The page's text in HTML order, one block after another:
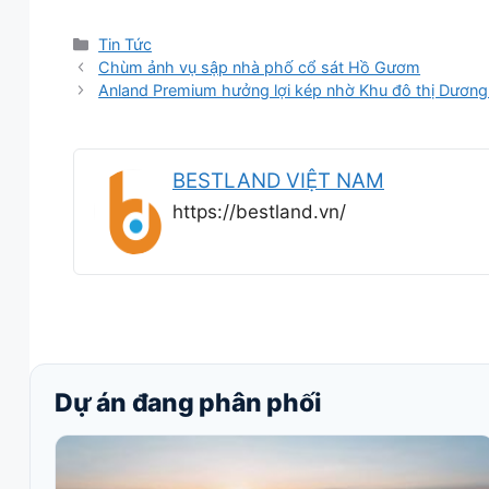
Danh
mục
Tin Tức
Chùm ảnh vụ sập nhà phố cổ sát Hồ Gươm
Anland Premium hưởng lợi kép nhờ Khu đô thị
BESTLAND VIỆT NAM
https://bestland.vn/
Dự án đang phân phối